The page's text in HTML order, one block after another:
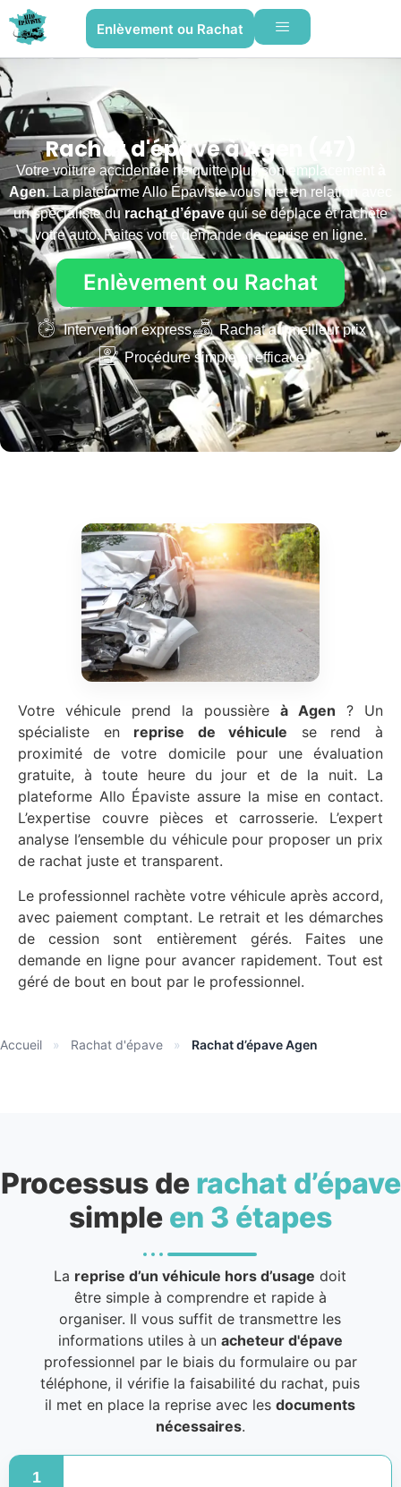
Enlèvement ou Rachat
Rachat d'épave à Agen (47)
Votre voiture accidentée ne quitte plus son emplacement
Agen. La plateforme Allo Épaviste vous met en relation avec
un spécialiste durachat d’épavequi se déplace et rachète
votre auto. Faites votre demande de reprise en ligne.
Enlèvement ou Rachat
Intervention express
Rachat au meilleur prix
Procédure simple et efficace
Votre véhicule prend la poussière à Agen ? Un
spécialiste en reprise de véhicule se rend à
proximité de votre domicile pour une évaluation
gratuite, à toute heure du jour et de la nuit. La
plateforme Allo Épaviste assure la mise en contact.
L’expertise couvre pièces et carrosserie. L’expert
analyse l’ensemble du véhicule pour proposer un prix
de rachat juste et transparent.
Le professionnel rachète votre véhicule après accord,
avec paiement comptant. Le retrait et les démarches
de cession sont entièrement gérés. Faites une
demande en ligne pour avancer rapidement. Tout est
géré de bout en bout par le professionnel.
Accueil » Rachat d'épave » Rachat d’épave Agen
Processus de rachat d’épave
simple en 3 étapes
La reprise d’un véhicule hors d’usage doit
être simple à comprendre et rapide à
organiser. Il vous suffit de transmettre les
informations utiles à un acheteur d'épave
professionnel par le biais du formulaire ou par
téléphone, il vérifie la faisabilité du rachat, puis
il met en place la reprise avec lesdocuments
nécessaires.
1